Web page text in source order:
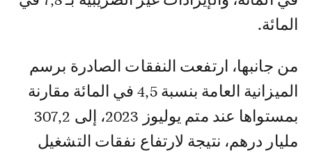
المائة.
من جانبها، ارتفعت النفقات الصادرة برسم
الميزانية العامة بنسبة 4,5 في المائة مقارنة
بمستواها عند متم يوليوز 2023، إلى 307,2
مليار درهم، نتيجة لارتفاع نفقات التشغيل